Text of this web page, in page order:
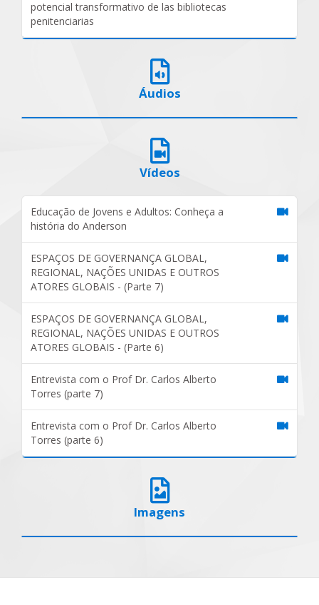
potencial transformativo de las bibliotecas
penitenciarias
Áudios
Vídeos
Educação de Jovens e Adultos: Conheça a
história do Anderson
ESPAÇOS DE GOVERNANÇA GLOBAL,
REGIONAL, NAÇÕES UNIDAS E OUTROS
ATORES GLOBAIS - (Parte 7)
ESPAÇOS DE GOVERNANÇA GLOBAL,
REGIONAL, NAÇÕES UNIDAS E OUTROS
ATORES GLOBAIS - (Parte 6)
Entrevista com o Prof Dr. Carlos Alberto
Torres (parte 7)
Entrevista com o Prof Dr. Carlos Alberto
Torres (parte 6)
Imagens